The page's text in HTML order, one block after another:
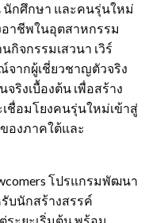
นักศึกษา และคนรุ่นใหม่
อาชีพในอุตสาหกรรม
กิจกรรมเสวนา เวิร์
ากผู้เชี่ยวชาญตัวจริง
ริงเบื้องต้น เพื่อสร้าง
ชื่อมโยงคนรุ่นใหม่เข้าสู่
องภาคใต้และ
โปรแกรมพัฒนา
บนักสร้างสรรค์